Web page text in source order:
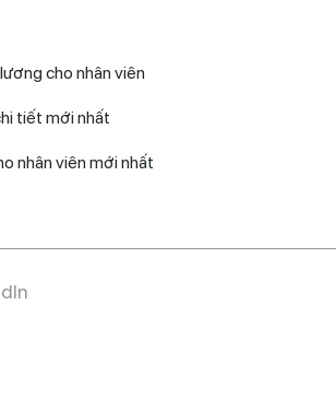
cho nhân viên
tiết mới nhất
nhân viên mới nhất